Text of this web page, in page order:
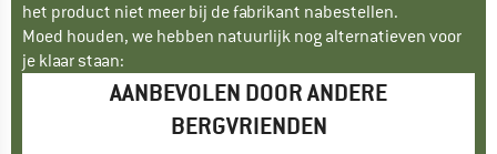
het product niet meer bij de fabrikant nabestellen.
Moed houden, we hebben natuurlijk nog alternatieven voor
je klaar staan:
AANBEVOLEN DOOR ANDERE
BERGVRIENDEN